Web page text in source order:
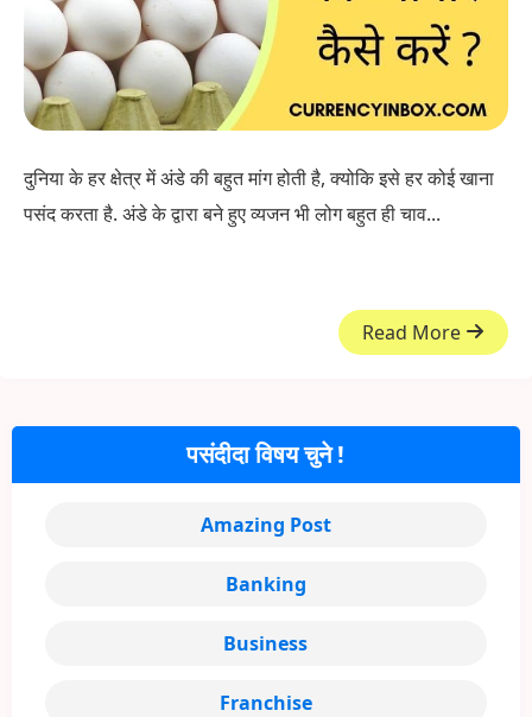
दुनिया के हर क्षेत्र में अंडे की बहुत मांग होती है, क्योकि इसे हर कोई खाना
पसंद करता है. अंडे के द्वारा बने हुए व्यजन भी लोग बहुत ही चाव...
Read More
पसंदीदा विषय चुने !
Amazing Post
Banking
Business
Franchise